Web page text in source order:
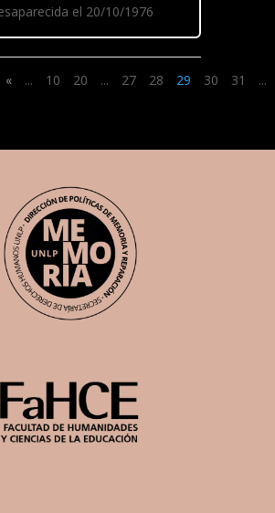
el 20/10/1976
« ... 10 20 ... 27 28 29 30 31 ...